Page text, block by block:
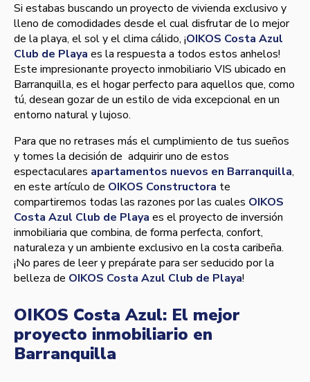
Si estabas buscando un proyecto de vivienda exclusivo y
lleno de comodidades desde el cual disfrutar de lo mejor
de la playa, el sol y el clima cálido, ¡OIKOS Costa Azul
Club de Playa es la respuesta a todos estos anhelos!
Este impresionante proyecto inmobiliario VIS ubicado en
Barranquilla, es el hogar perfecto para aquellos que, como
tú, desean gozar de un estilo de vida excepcional en un
entorno natural y lujoso.
Para que no retrases más el cumplimiento de tus sueños
y tomes la decisión de adquirir uno de estos
espectaculares apartamentos nuevos en Barranquilla,
en este artículo de OIKOS Constructora te
compartiremos todas las razones por las cuales OIKOS
Costa Azul Club de Playa es el proyecto de inversión
inmobiliaria que combina, de forma perfecta, confort,
naturaleza y un ambiente exclusivo en la costa caribeña.
¡No pares de leer y prepárate para ser seducido por la
belleza de OIKOS Costa Azul Club de Playa!
OIKOS Costa Azul: El mejor
proyecto inmobiliario en
Barranquilla